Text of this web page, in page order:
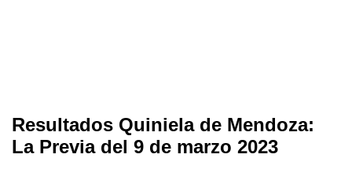
Resultados Quiniela de Mendoza:
La Previa del 9 de marzo 2023